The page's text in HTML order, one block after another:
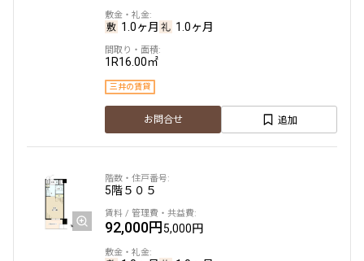
申込無し物件のみ表示
入居可能日
1.0ヶ月 1.0ヶ月
1R16.00㎡
三井の賃貸
お問合せ 追加
5階５０５
92,000円5,000円